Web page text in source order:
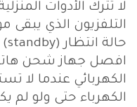
لا تترك الأدوات
التلفزيون الذي يبقى
حالة انتظار (standby) يهدر 40% من الطاقة.
افصل جهاز شحن
الكهربائي عندما لا
الكهرباء حتى ولو لم